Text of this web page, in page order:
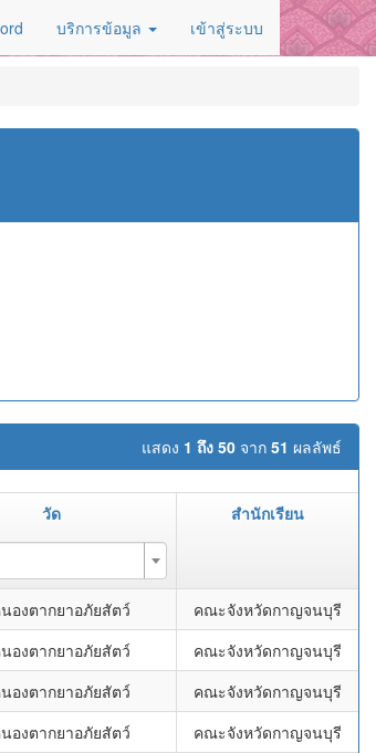
บริการข้อมูล เข้าสู่ระบบ
แสดง 1 ถึง 50 จาก 51 ผลลัพธ์
วัด สำนักเรียน
องตากยาอภัยสัตว์
คณะจังหวัดกาญจนบุรี
องตากยาอภัยสัตว์
คณะจังหวัดกาญจนบุรี
องตากยาอภัยสัตว์
คณะจังหวัดกาญจนบุรี
องตากยาอภัยสัตว์
คณะจังหวัดกาญจนบุรี